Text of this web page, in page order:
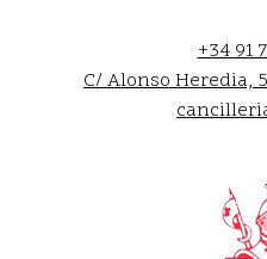
+34 91
C/ Alonso Heredia,